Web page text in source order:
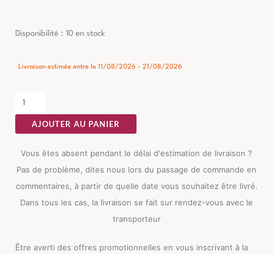
Disponibilité : 10 en stock
Livraison estimée entre le 11/08/2026 - 21/08/2026
quantité
Table
Manger
Céramique
Blanc-
AJOUTER AU PANIER
Vous êtes absent pendant le délai d'estimation de livraison ?
Pas de problème, dites nous lors du passage de commande en
commentaires, à partir de quelle date vous souhaitez être livré.
Dans tous les cas, la livraison se fait sur rendez-vous avec le
transporteur
Être averti des offres promotionnelles en vous inscrivant à la